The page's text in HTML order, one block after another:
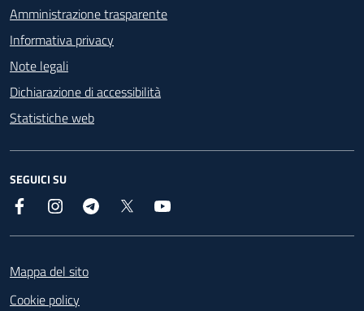
Amministrazione trasparente
Informativa privacy
Note legali
Dichiarazione di accessibilità
Statistiche web
SEGUICI SU
Facebook InstagramTelegram
Mappa del sito
Cookie policy